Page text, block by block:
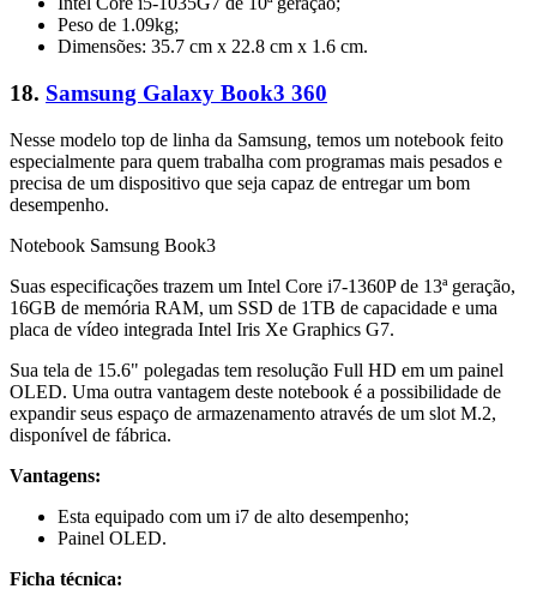
Peso de 1.09kg;
Dimensões: 35.7 cm x 22.8 cm x 1.6 cm.
18. Samsung Galaxy Book3 360
Nesse modelo top de linha da Samsung, temos um notebook feito
especialmente para quem trabalha com programas mais pesados e
precisa de um dispositivo que seja capaz de entregar um bom
desempenho.
Notebook Samsung Book3
Suas especificações trazem um Intel Core i7-1360P de 13ª geração,
16GB de memória RAM, um SSD de 1TB de capacidade e uma
placa de vídeo integrada Intel Iris Xe Graphics G7.
Sua tela de 15.6" polegadas tem resolução Full HD em um painel
OLED. Uma outra vantagem deste notebook é a possibilidade de
expandir seus espaço de armazenamento através de um slot M.2,
disponível de fábrica.
Vantagens:
Esta equipado com um i7 de alto desempenho;
Painel OLED.
Ficha técnica: